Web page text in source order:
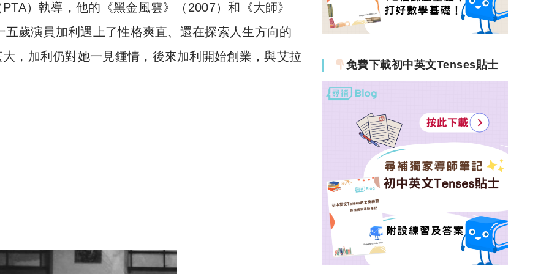
）執導，他的《黑金風雲》（2007）和《大師》
歲演員加利遇上了性格爽直、還在探索人生方向的
，加利仍對她一見鍾情，後來加利開始創業，與艾拉
免費下載初中英文Tenses貼士